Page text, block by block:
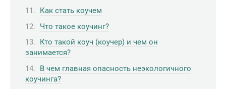
Как стать коучем
Что такое коучинг?
Кто такой коуч (коучер) и чем он
занимается?
В чем главная опасность неэкологичного
коучинга?